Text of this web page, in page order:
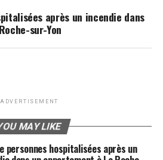
après un incendie dans
sur-Yon
ADVERTISEMENT
MAY LIKE
personnes hospitalisées après un